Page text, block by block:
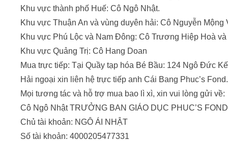
Khu vực thành phố Huế: Cô Ngô Nhật.
Khu vực Thuận An và vùng duyên hải: Cô Nguyễn Mộng
Khu vực Phú Lộc và Nam Đông: Cô Trương Hiệp Hoà
Khu vực Quảng Trị: Cô Hang Doan
Mua trực tiếp: Tại Quầy tạp hóa Bé Bầu: 124 Ngô Đức
Hải ngoại xin liên hệ trực tiếp anh Cái Bang Phuc’s Fond.
Mọi tương tác và hỗ trợ mua bao lì xì, xin vui lòng gửi về:
Cô Ngô Nhật TRƯỞNG BAN GIÁO DỤC PHUC’S FOND
Chủ tài khoản: NGÔ ÁI NHẬT
Số tài khoản: 4000205477331